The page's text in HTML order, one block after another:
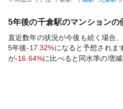
5年後の千倉駅のマンションの
直近数年の状況が今後も続く場合、
5年後-17.32%になると予想されま
が-16.64%に比べると 同水準の増減